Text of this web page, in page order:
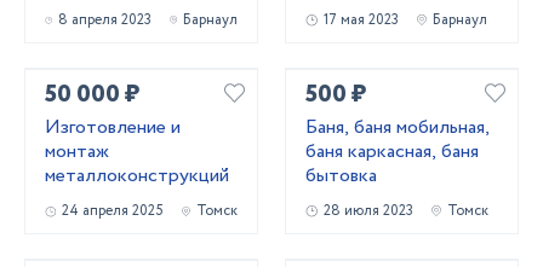
8 апреля 2023 Барнаул 17 мая 2023 Барнаул
50 000 ₽
Изготовление и
монтаж
металлоконструкций
24 апреля 2025 Томск
500 ₽
Баня, баня мобильная,
баня каркасная, баня
бытовка
28 июля 2023 Томск